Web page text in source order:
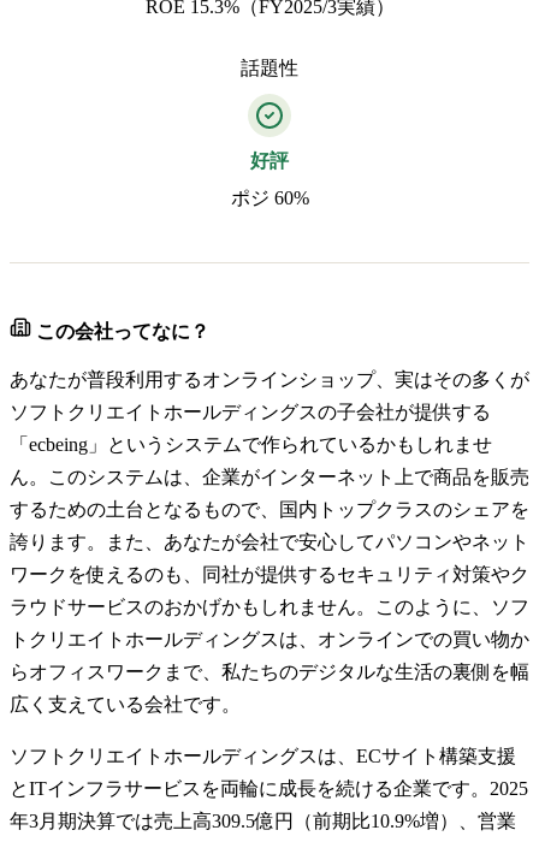
ROE 15.3%（FY2025/3実績）
話題性
好評
ポジ 60%
この会社ってなに？
あなたが普段利用するオンラインショップ、実はその多くが
ソフトクリエイトホールディングスの子会社が提供する
「ecbeing」というシステムで作られているかもしれませ
ん。このシステムは、企業がインターネット上で商品を販売
するための土台となるもので、国内トップクラスのシェアを
誇ります。また、あなたが会社で安心してパソコンやネット
ワークを使えるのも、同社が提供するセキュリティ対策やク
ラウドサービスのおかげかもしれません。このように、ソフ
トクリエイトホールディングスは、オンラインでの買い物か
らオフィスワークまで、私たちのデジタルな生活の裏側を幅
広く支えている会社です。
ソフトクリエイトホールディングスは、ECサイト構築支援
とITインフラサービスを両輪に成長を続ける企業です。2025
年3月期決算では売上高309.5億円（前期比10.9%増）、営業